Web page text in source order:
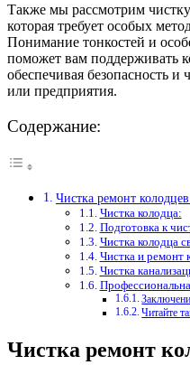
Также мы рассмотрим
которая требует особых
Понимание тонкостей и
поможет вам поддерживать
обеспечивая безопасность
или предприятия.
Содержание:
Чистка ремонт
Чистка колодца:
Подготовка к
Чистка колодца
Чистка и ремонт
Чистка
Читайте
Чистка ремонт